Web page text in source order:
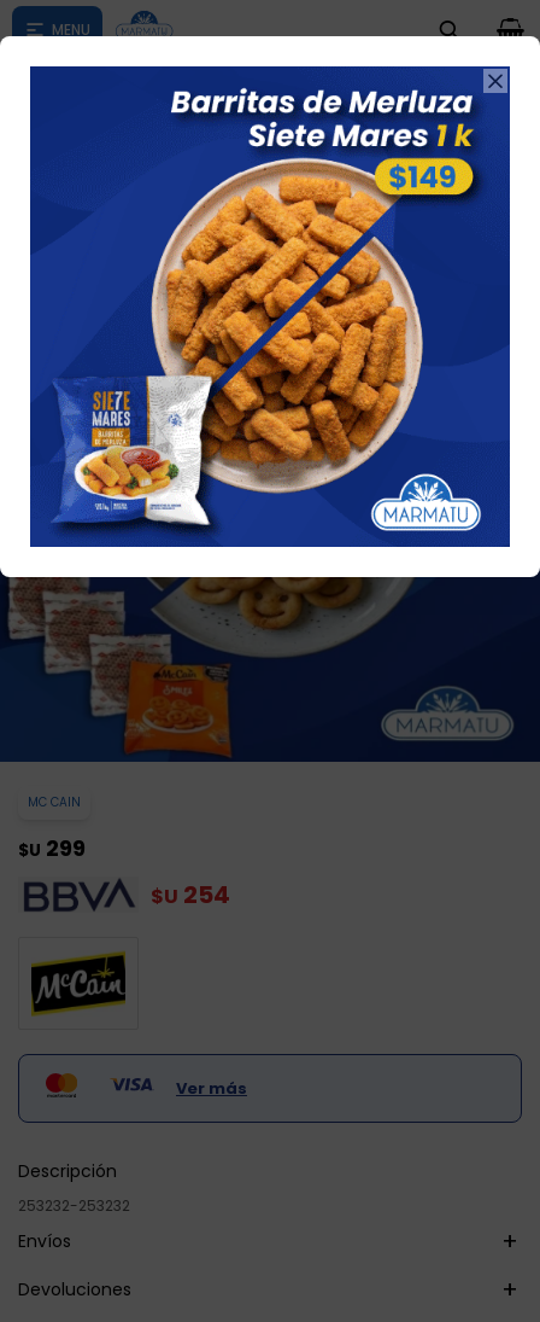

según su zona
0

Smile 700gr + 3 Paquetes Hamb.
Tacuarembo 84gr (6unid)
MC CAIN
$U 299
$U 254
Ver más
Descripción
253232-253232
Envíos
Devoluciones